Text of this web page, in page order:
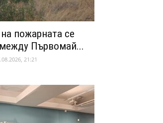
пожарната се
Първомай...
21:21